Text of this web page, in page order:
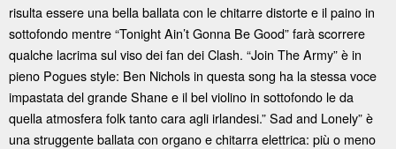
risulta essere una bella ballata con le chitarre distorte e il paino in
sottofondo mentre “Tonight Ain’t Gonna Be Good” farà scorrere
qualche lacrima sul viso dei fan dei Clash. “Join The Army” è in
pieno Pogues style: Ben Nichols in questa song ha la stessa voce
impastata del grande Shane e il bel violino in sottofondo le da
quella atmosfera folk tanto cara agli irlandesi.” Sad and Lonely” è
una struggente ballata con organo e chitarra elettrica: più o meno